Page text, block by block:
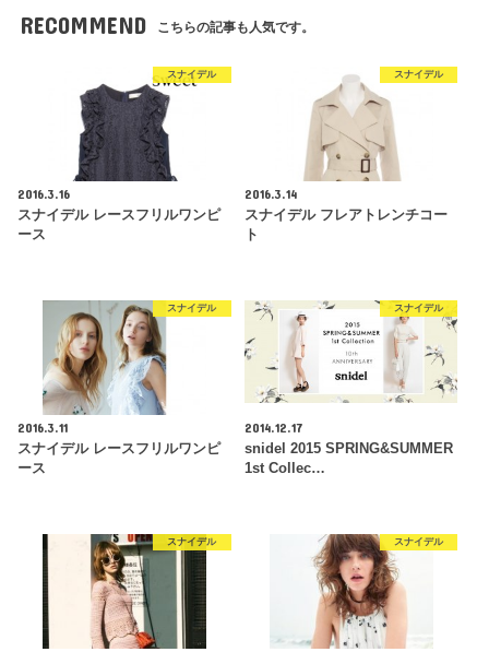
RECOMMEND こちらの記事も人気です。
スナイデル
2016.3.16
スナイデル レースフリルワンピ
ース
スナイデル
2016.3.14
スナイデル フレアトレンチコー
ト
スナイデル
2016.3.11
スナイデル レースフリルワンピ
ース
スナイデル
2014.12.17
snidel 2015 SPRING&SUMMER
1st Collec…
スナイデル スナイデル